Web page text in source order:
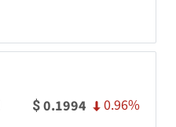
$0.1994 0.96%